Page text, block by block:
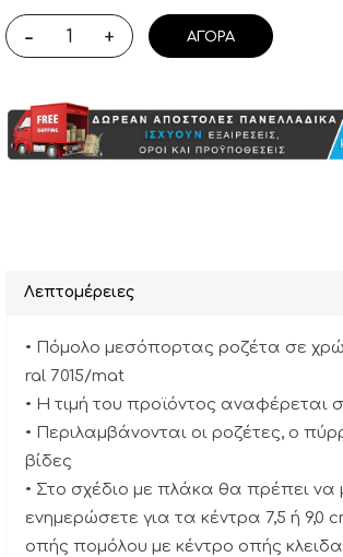
- + ΑΓΟΡΆ
Λεπτομέρειες
• Πόμολο μεσόπορτας ροζέτα σε
ral 7015/mat
• Η τιμή του προϊόντος αναφέρεται
• Περιλαμβάνονται οι ροζέτες, ο
βίδες
• Στο σχέδιο με πλάκα θα πρέπει να
ενημερώσετε για τα κέντρα 7,5 ή 9,0
οπής πομόλου με κέντρο οπής